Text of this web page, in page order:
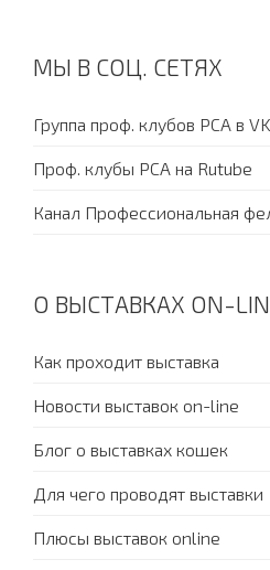
МЫ В СОЦ. СЕТЯХ
Группа проф. клубов PCA в VK
Проф. клубы PCA на Rutube
Канал Профессиональная
О ВЫСТАВКАХ ON-
Как проходит выставка
Новости выставок on-line
Блог о выставках кошек
Для чего проводят выставки
Плюсы выставок online